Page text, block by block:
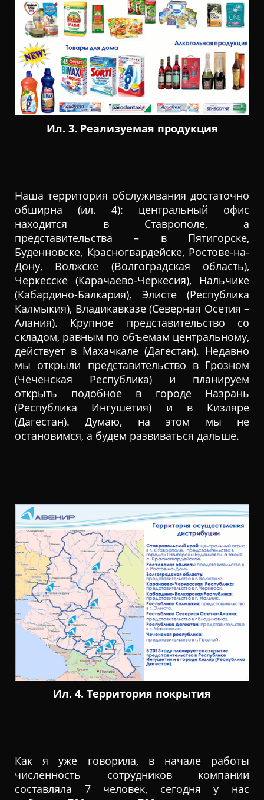
Ил. 3. Реализуемая продукция
Наша территория обслуживания достаточно
обширна (ил. 4): центральный офис
находится в Ставрополе, а
представительства – в Пятигорске,
Буденновске, Красногвардейске, Ростове-на-
Дону, Волжске (Волгоградская область),
Черкесске (Карачаево-Черкесия), Нальчике
(Кабардино-Балкария), Элисте (Республика
Калмыкия), Владикавказе (Северная Осетия –
Алания). Крупное представительство со
складом, равным по объемам центральному,
действует в Махачкале (Дагестан). Недавно
мы открыли представительство в Грозном
(Чеченская Республика) и планируем
открыть подобное в городе Назрань
(Республика Ингушетия) и в Кизляре
(Дагестан). Думаю, на этом мы не
остановимся, а будем развиваться дальше.
Ил. 4. Территория покрытия
Как я уже говорила, в начале работы
численность сотрудников компании
составляла 7 человек, сегодня у нас